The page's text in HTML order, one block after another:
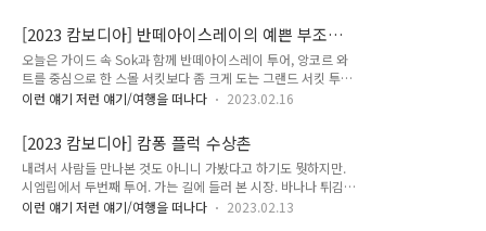
[2023 캄보디아] 반떼아이스레이의 예쁜 부조와
훈센에 관한 대화.
오늘은 가이드 속 Sok과 함께 반떼아이스레이 투어, 앙코르 와
트를 중심으로 한 스몰 서킷보다 좀 크게 도는 그랜드 서킷 투어
를 했다. 거의 비슷하게 생겼고 지어진 시기도 비슷한 Eastern
금은 말라붙은 이스탄 바라이 즉 동쪽 인공호수 가운데에 있는
이스턴 메본. 이어서 불교 사원인 따솜을 들렀다. 앙코르 패스 3
일권을 샀는데 하루만 보고 버리기 아까우니 투어를 한번 더 하
자 하는 생각으로 신청. 코스는 쁘레룹, 이스턴 메본, 따솜, 네악
뻬안, 반떼아이스레이, 쁘레아칸. 의외로 너무 좋았다. 무엇보다
이런 얘기 저런 얘기/여행을 떠나다 2023.02.16
[2023 캄보디아] 캄퐁 플럭 수상촌
내려서 사람들 만나본 것도 아니니 가봤다고 하기도 뭣하지만.
시엠립에서 두번째 투어. 가는 길에 들러 본 시장. 바나나 튀김이
보여서 냉큼 사먹었다. 이건 지나칠 수 없지(라고 하면서 바나나
이런 얘기 저런 얘기/여행을 떠나다 2023.02.13